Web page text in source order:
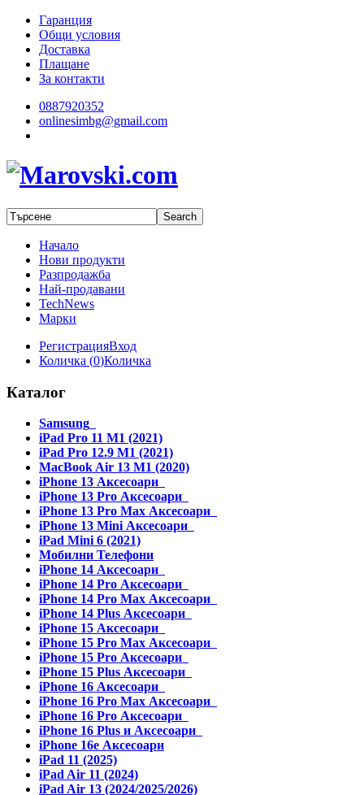
Гаранция
Общи условия
Доставка
Плащане
За контакти
0887920352
onlinesimbg@gmail.com
Начало
Нови продукти
Разпродажба
Най-продавани
TechNews
Марки
РегистрацияВход
Количка (0)Количка
Каталог
Samsung
iPad Pro 11 M1 (2021)
iPad Pro 12.9 M1 (2021)
MacBook Air 13 M1 (2020)
iPhone 13 Аксесоари
iPhone 13 Pro Аксесоари
iPhone 13 Pro Max Аксесоари
iPhone 13 Mini Аксесоари
iPad Mini 6 (2021)
Мобилни Телефони
iPhone 14 Аксесоари
iPhone 14 Pro Аксесоари
iPhone 14 Pro Max Аксесоари
iPhone 14 Plus Аксесоари
iPhone 15 Аксесоари
iPhone 15 Pro Max Аксесоари
iPhone 15 Pro Аксесоари
iPhone 15 Plus Аксесоари
iPhone 16 Аксесоари
iPhone 16 Pro Max Аксесоари
iPhone 16 Pro Аксесоари
iPhone 16 Plus и Аксесоари
iPhone 16e Аксесоари
iPad 11 (2025)
iPad Air 11 (2024)
iPad Air 13 (2024/2025/2026)